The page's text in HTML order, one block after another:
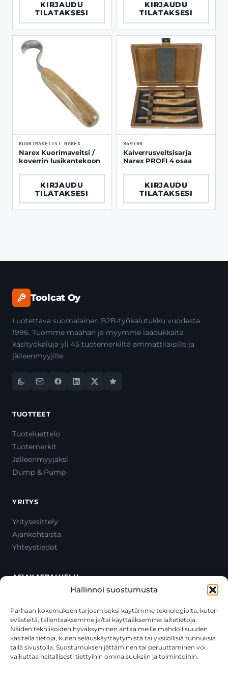
Hallinnoi suostumusta
Parhaan kokemuksen tarjoamiseksi käytämme teknologioita, kuten
evästeitä, tallentaaksemme ja/tai käyttääksemme laitetietoja.
Näiden tekniikoiden hyväksyminen antaa meille mahdollisuuden
käsitellä tietoja, kuten selauskäyttäytymistä tai yksilöllisiä tunnuksia
tällä sivustolla. Suostumuksen jättäminen tai peruuttaminen voi
vaikuttaa haitallisesti tiettyihin ominaisuuksiin ja toimintoihin.
KIRJAUDU
TILATAKSESI
KIRJAUDU
TILATAKSESI
KUORIMAVEITSI-NAREX
Narex Kuorimaveitsi /
koverrin lusikantekoon
KIRJAUDU
TILATAKSESI
869100
Kaiverrusveitsisarja
Narex PROFI 4 osaa
KIRJAUDU
TILATAKSESI
Toolcat Oy
Luotettava suomalainen B2B-työkalutukku vuodesta
1996. Tuomme maahan ja myymme laadukkaita
käsityökaluja yli 45 tuotemerkiltä ammattilaisille ja
jälleenmyyjille.
TUOTTEET
Tuoteluettelo
Tuotemerkit
Jälleenmyyjäksi
Dump & Pump
YRITYS
Yritysesittely
Ajankohtaista
Yhteystiedot
ASIAKASPALVELU
Oma tili
Maksutavat
Toimitustavat
Usein kysytyt kysymykset
+358 44 270 3795